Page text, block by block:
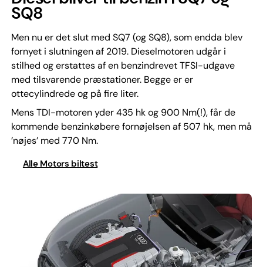
SQ8
Men nu er det slut med SQ7 (og SQ8), som endda blev
fornyet i slutningen af 2019. Dieselmotoren udgår i
stilhed og erstattes af en benzindrevet TFSI-udgave
med tilsvarende præstationer. Begge er er
ottecylindrede og på fire liter.
Mens TDI-motoren yder 435 hk og 900 Nm(!), får de
kommende benzinkøbere fornøjelsen af 507 hk, men må
’nøjes’ med 770 Nm.
Alle Motors biltest